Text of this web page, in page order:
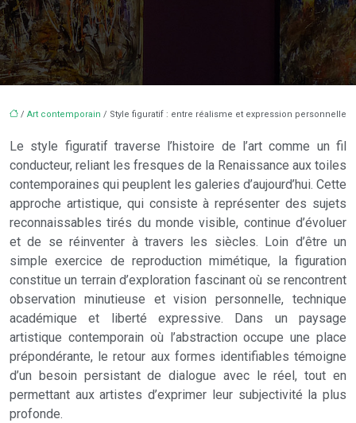
/ Art contemporain / Style figuratif : entre réalisme et expression personnelle
Le style figuratif traverse l’histoire de l’art comme un fil
conducteur, reliant les fresques de la Renaissance aux toiles
contemporaines qui peuplent les galeries d’aujourd’hui. Cette
approche artistique, qui consiste à représenter des sujets
reconnaissables tirés du monde visible, continue d’évoluer
et de se réinventer à travers les siècles. Loin d’être un
simple exercice de reproduction mimétique, la figuration
constitue un terrain d’exploration fascinant où se rencontrent
observation minutieuse et vision personnelle, technique
académique et liberté expressive. Dans un paysage
artistique contemporain où l’abstraction occupe une place
prépondérante, le retour aux formes identifiables témoigne
d’un besoin persistant de dialogue avec le réel, tout en
permettant aux artistes d’exprimer leur subjectivité la plus
profonde.